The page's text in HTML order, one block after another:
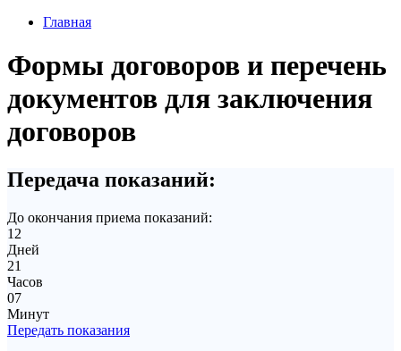
Главная
Формы договоров и перечень
документов для заключения
договоров
Передача показаний:
До окончания приема показаний:
12
Дней
21
Часов
07
Минут
Передать показания